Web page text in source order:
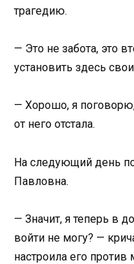
трагедию.
— Это не забота, это
установить здесь
— Хорошо, я
от него отстала.
На следующий день
Павловна.
— Значит, я теперь в
войти не могу? —
настроила его